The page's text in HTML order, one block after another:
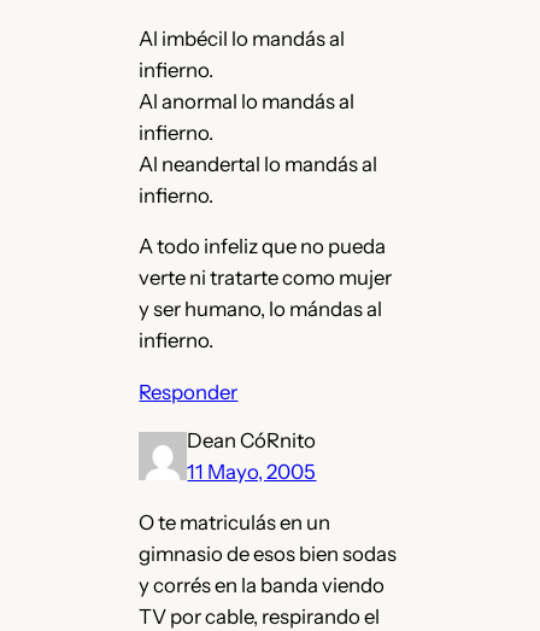
Al imbécil lo mandás al
infierno.
Al anormal lo mandás al
infierno.
Al neandertal lo mandás al
infierno.
A todo infeliz que no pueda
verte ni tratarte como mujer
y ser humano, lo mándas al
infierno.
Responder
Dean CóRnito
11 Mayo, 2005
O te matriculás en un
gimnasio de esos bien sodas
y corrés en la banda viendo
TV por cable, respirando el